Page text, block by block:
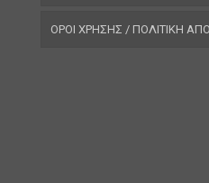
ΟΡΟΙ ΧΡΗΣΗΣ / ΠΟΛΙΤΙΚΗ